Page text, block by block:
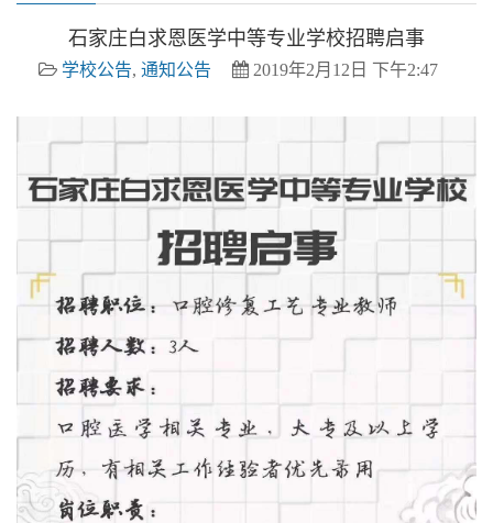
石家庄白求恩医学中等专业学校招聘启事
学校公告, 通知公告 2019年2月12日 下午2:47